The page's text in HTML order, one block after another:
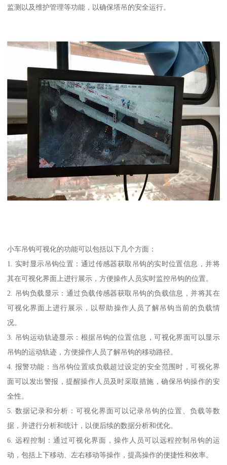
监测以及维护管理等功能，以确保塔吊的安全运行。
小车吊钩可视化的功能可以包括以下几个方面：
1. 实时显示吊钩位置：通过传感器获取吊钩的实时位置信息，并将
其在可视化界面上进行展示，方便操作人员实时监控吊钩的位置。
2. 吊钩负载显示：通过负载传感器获取吊钩的负载信息，并将其在
可视化界面上进行展示，以帮助操作人员了解吊钩当前的负载情
况。
3. 吊钩运动轨迹显示：根据吊钩的位置信息，可视化界面可以显示
吊钩的运动轨迹，方便操作人员了解吊钩的移动路径。
4. 报警功能：当吊钩位置或负载超过设定的安全范围时，可视化界
面可以发出警报，提醒操作人员及时采取措施，确保吊钩操作的安
全性。
5. 数据记录和分析：可视化界面可以记录吊钩的位置、负载等数
据，并进行分析和统计，以便后续的数据分析和优化。
6. 远程控制：通过可视化界面，操作人员可以远程控制吊钩的运
动，包括上下移动、左右移动等操作，提高操作的便捷性和效率。